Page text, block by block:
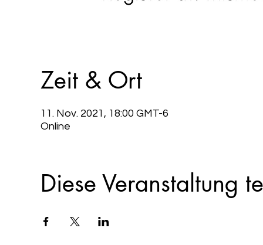
Zeit & Ort
11. Nov. 2021, 18:00 GMT-6
Online
Diese Veranstaltung